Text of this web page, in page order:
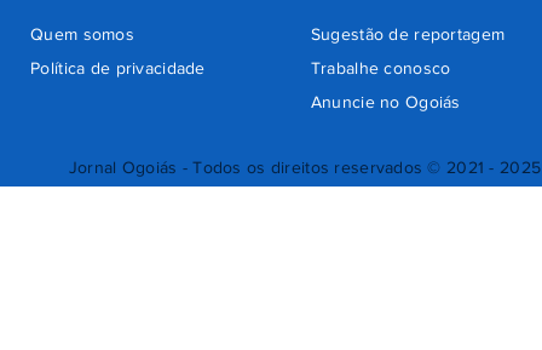
Jornal Ogoiás - Todos os direitos reservados © 2021 - 2025
Quem somos
Sugestão de reportagem
Trabalhe conosco
Política de privacidade
Anuncie no Ogoiás